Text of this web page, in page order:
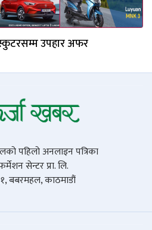
उपहार अफर
पहिलो अनलाइन पत्रिका
सेन्टर प्रा. लि.
बबरमहल, काठमाडौं